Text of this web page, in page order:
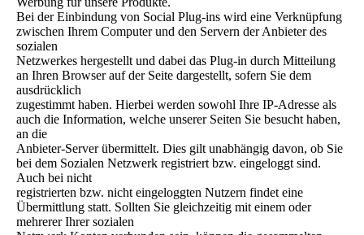
Bei der Einbindung von Social Plug-ins wird eine Verknüpfung
zwischen Ihrem Computer und den Servern der Anbieter des
sozialen
Netzwerkes hergestellt und dabei das Plug-in durch Mitteilung
an Ihren Browser auf der Seite dargestellt, sofern Sie dem
ausdrücklich
zugestimmt haben. Hierbei werden sowohl Ihre IP-Adresse als
auch die Information, welche unserer Seiten Sie besucht haben,
an die
Anbieter-Server übermittelt. Dies gilt unabhängig davon, ob Sie
bei dem Sozialen Netzwerk registriert bzw. eingeloggt sind.
Auch bei nicht
registrierten bzw. nicht eingeloggten Nutzern findet eine
Übermittlung statt. Sollten Sie gleichzeitig mit einem oder
mehrerer Ihrer sozialen